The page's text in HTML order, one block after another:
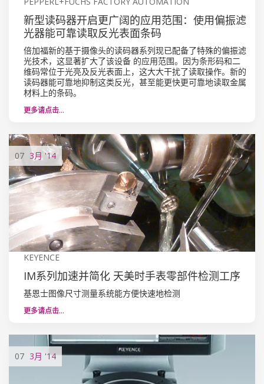
新型读码器开启更广阔的应用范围：使用偏振滤
光器能可靠读取反光表面条码
倍加福新的基于摄像头的读码器系列现已配备了特殊的偏振滤
光技术，这显著扩大了该设备 的应用范围。因为条形码和二
维码常位于光亮及反光表面上，这大大干扰了读取操作。新的
读码器能可靠地抑制这类反光，甚至能更快更可靠地读取金属
材料上的条码。
更多请点击…
07 3月 '14
KEYENCE
IM系列加速并简化 天美时手表零部件检测工序
基恩士图像尺寸测量系统能方便快速地检测
更多请点击…
07 3月 '14